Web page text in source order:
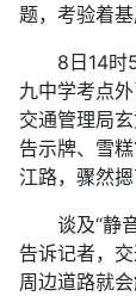
题，考验着基
8日14时50
九中学考点
交通管理局
告示牌、雪
江路，骤然摁
谈及“静音
告诉记者，
周边道路就